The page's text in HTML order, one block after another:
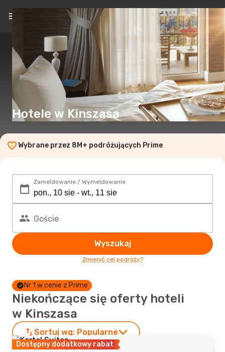
PL(zł)
Hotele w Kinszasa
Wybrane przez 8M+ podróżujących Prime
Zameldowanie / Wymeldowanie
Goście
Wyszukaj
Zmienić cel podróży?
Nr 1 w cenie z Prime
Niekończące się oferty hoteli
w Kinszasa
Sortuj wg: Popularne
Dostępny dodatkowy rabat